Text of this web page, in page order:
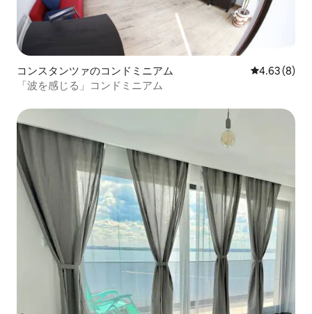
コンスタンツァのコンドミニアム レビュー8
4.63 (8)
「波を感じる」コンドミニアム